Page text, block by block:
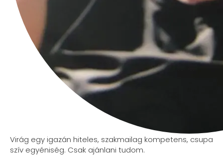
Virág egy igazán hiteles, szakmailag kompetens, csupa
szív egyéniség. Csak ajánlani tudom.